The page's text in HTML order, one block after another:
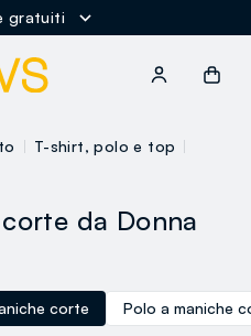
gratuiti
T-shirt, polo e top
da Donna
corte Polo a maniche